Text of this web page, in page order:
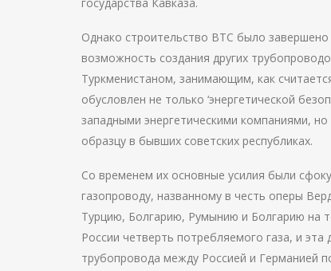
Однако строительство ВТС было завершено
возможность создания других
Туркменистаном, занимающим, как
обусловлен не только ‘энергетической
западными энергетическими компаниями,
образцу в бывших советских республиках.
Со временем их основные усилия были
газопроводу, названному в честь оперы
Турцию, Болгарию, Румынию и Болгарию на
России четверть потребляемого газа, и
трубопровода между Россией и Германией